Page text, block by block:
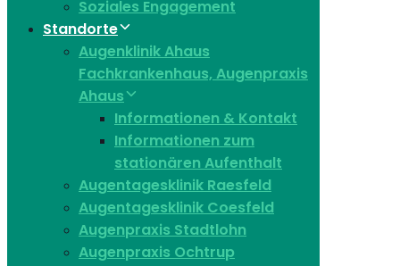
Soziales Engagement
Standorte
Augenklinik Ahaus
Fachkrankenhaus, Augenpraxis
Ahaus
Informationen & Kontakt
Informationen zum
stationären Aufenthalt
Augentagesklinik Raesfeld
Augentagesklinik Coesfeld
Augenpraxis Stadtlohn
Augenpraxis Ochtrup